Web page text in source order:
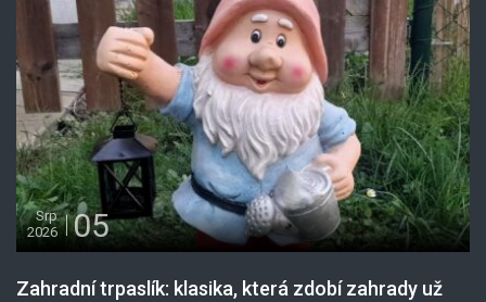
Srp
2026
05
Zahradní trpaslík: klasika, která zdobí zahrady už